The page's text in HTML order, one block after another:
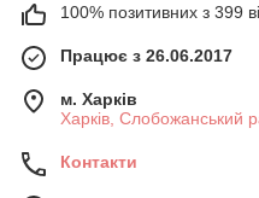
100% позитивних з 399
Працює з 26.06.2017
м. Харків
Харків, Слобожанський
Контакти